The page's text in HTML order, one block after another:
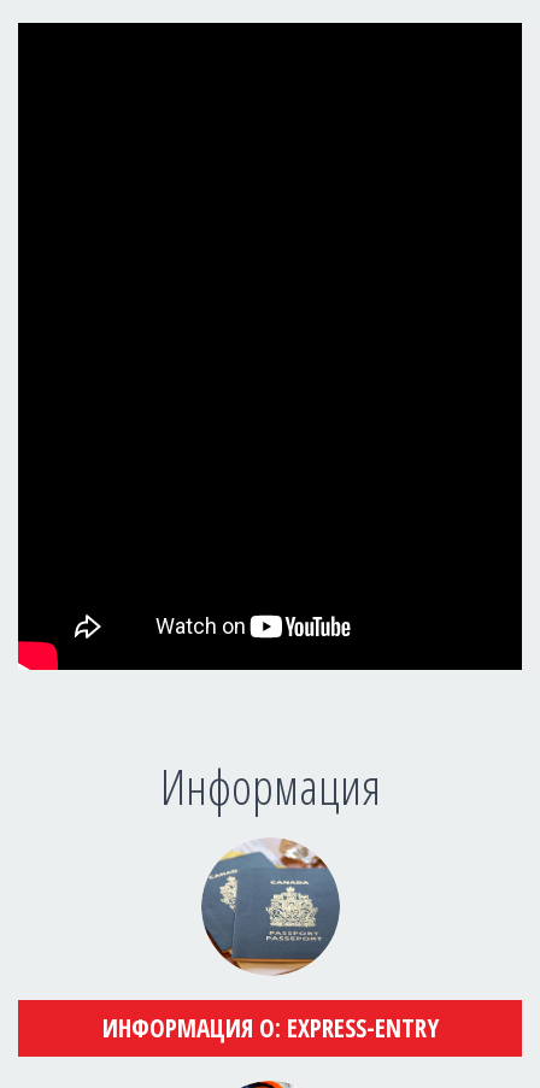
Информация
ИНФОРМАЦИЯ О: EXPRESS-ENTRY